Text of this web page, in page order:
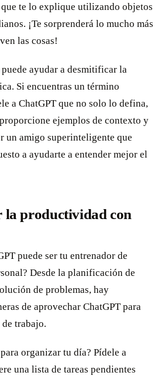
te lo explique utilizando objetos
¡Te sorprenderá lo mucho más
las cosas!
ayudar a desmitificar la
Si encuentras un término
a ChatGPT que no solo lo defina,
ejemplos de contexto y
un amigo superinteligente que
a ayudarte a entender mejor el
la productividad con
puede ser tu entrenador de
Desde la planificación de
de problemas, hay
de aprovechar ChatGPT para
trabajo.
organizar tu día? Pídele a
una lista de tareas pendientes